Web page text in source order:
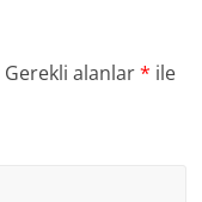
Gerekli alanlar* ile